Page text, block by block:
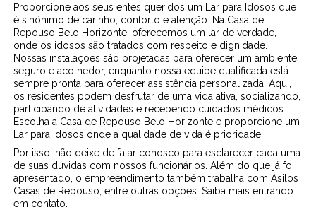
Proporcione aos seus entes queridos um Lar para Idosos que
é sinônimo de carinho, conforto e atenção. Na Casa de
Repouso Belo Horizonte, oferecemos um lar de verdade,
onde os idosos são tratados com respeito e dignidade.
Nossas instalações são projetadas para oferecer um ambiente
seguro e acolhedor, enquanto nossa equipe qualificada está
sempre pronta para oferecer assistência personalizada. Aqui,
os residentes podem desfrutar de uma vida ativa, socializando,
participando de atividades e recebendo cuidados médicos.
Escolha a Casa de Repouso Belo Horizonte e proporcione um
Lar para Idosos onde a qualidade de vida é prioridade.
Por isso, não deixe de falar conosco para esclarecer cada uma
de suas dúvidas com nossos funcionários. Além do que já foi
apresentado, o empreendimento também trabalha com Asilos
Casas de Repouso, entre outras opções. Saiba mais entrando
em contato.